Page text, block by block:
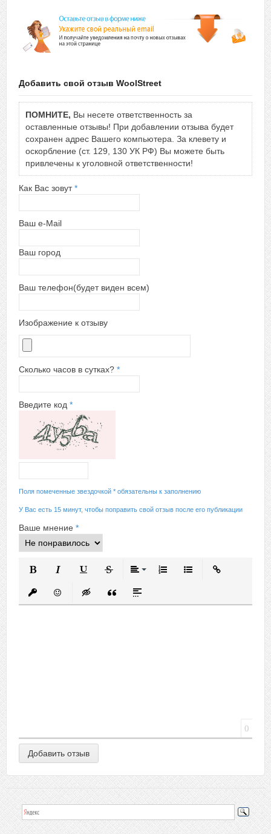
Добавить свой отзыв WoolStreet
ПОМНИТЕ, Вы несете ответственность за
оставленные отзывы! При добавлении отзыва будет
сохранен адрес Вашего компьютера. За клевету и
оскорбление (ст. 129, 130 УК РФ) Вы можете быть
привлечены к уголовной ответственности!
Как Вас зовут*
Ваш e-Mail
Ваш город
Ваш телефон(будет виден всем)
Изображение к отзыву
Сколько часов в сутках? *
Введите код *
Поля помеченные звездочкой * обязательны к заполнению
У Вас есть 15 минут, чтобы поправить свой отзыв после его публикации
Ваше мнение *
Маркированный
Вставить
Вставить защищенную ссылку
Вставить смайлик
Вставка скрытого текста
Вставка цитаты
Вставка спойлера
0